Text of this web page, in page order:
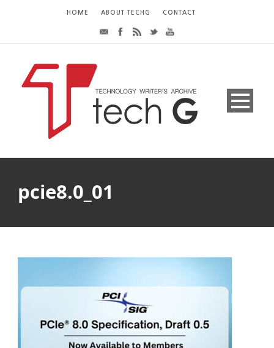
HOME ABOUT TECHG CONTACT
pcie8.0_01